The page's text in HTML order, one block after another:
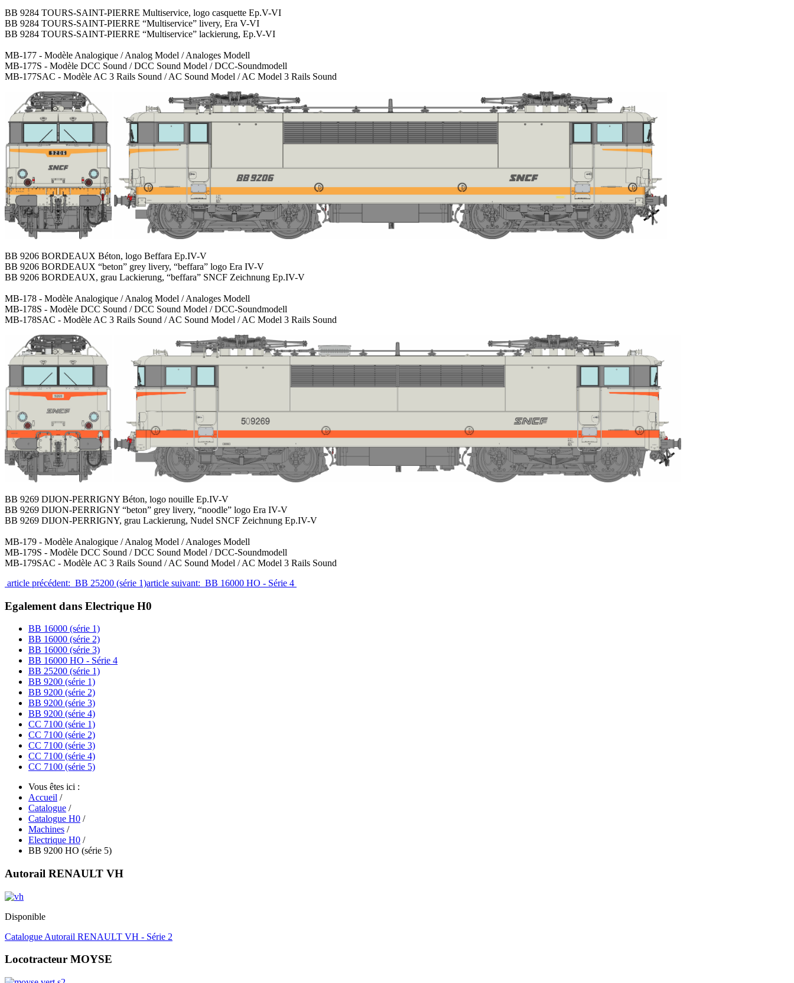
BB 9284 TOURS-SAINT-PIERRE Multiservice, logo casquette Ep.V-VI
BB 9284 TOURS-SAINT-PIERRE “Multiservice” livery, Era V-VI
BB 9284 TOURS-SAINT-PIERRE “Multiservice” lackierung, Ep.V-VI
MB-177 - Modèle Analogique / Analog Model / Analoges Modell
MB-177S - Modèle DCC Sound / DCC Sound Model / DCC-Soundmodell
MB-177SAC - Modèle AC 3 Rails Sound / AC Sound Model / AC Model 3 Rails Sound
BB 9206 BORDEAUX Béton, logo Beffara Ep.IV-V
BB 9206 BORDEAUX “beton” grey livery, “beffara” logo Era IV-V
BB 9206 BORDEAUX, grau Lackierung, “beffara” SNCF Zeichnung Ep.IV-V
MB-178 - Modèle Analogique / Analog Model / Analoges Modell
MB-178S - Modèle DCC Sound / DCC Sound Model / DCC-Soundmodell
MB-178SAC - Modèle AC 3 Rails Sound / AC Sound Model / AC Model 3 Rails Sound
BB 9269 DIJON-PERRIGNY Béton, logo nouille Ep.IV-V
BB 9269 DIJON-PERRIGNY “beton” grey livery, “noodle” logo Era IV-V
BB 9269 DIJON-PERRIGNY, grau Lackierung, Nudel SNCF Zeichnung Ep.IV-V
MB-179 - Modèle Analogique / Analog Model / Analoges Modell
MB-179S - Modèle DCC Sound / DCC Sound Model / DCC-Soundmodell
MB-179SAC - Modèle AC 3 Rails Sound / AC Sound Model / AC Model 3 Rails Sound
article précédent: BB 25200 (série 1)article suivant: BB 16000 HO - Série 4
Egalement dans Electrique H0
BB 16000 (série 1)
BB 16000 (série 2)
BB 16000 (série 3)
BB 16000 HO - Série 4
BB 25200 (série 1)
BB 9200 (série 1)
BB 9200 (série 2)
BB 9200 (série 3)
BB 9200 (série 4)
CC 7100 (série 1)
CC 7100 (série 2)
CC 7100 (série 3)
CC 7100 (série 4)
CC 7100 (série 5)
Vous êtes ici :
Accueil /
Catalogue /
Catalogue H0 /
Machines /
Electrique H0 /
BB 9200 HO (série 5)
Autorail RENAULT VH
Disponible
Catalogue Autorail RENAULT VH - Série 2
Locotracteur MOYSE